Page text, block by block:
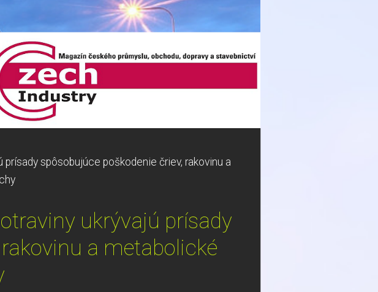
prísady spôsobujúce poškodenie čriev, rakovinu a
ukrývajú prísady
a metabolické